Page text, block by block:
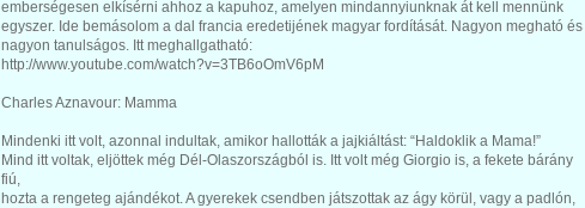
emberségesen elkísérni ahhoz a kapuhoz, amelyen mindannyiunknak át kell mennünk
egyszer. Ide bemásolom a dal francia eredetijének magyar fordítását. Nagyon megható és
nagyon tanulságos. Itt meghallgatható:
http://www.youtube.com/watch?v=3TB6oOmV6pM
Charles Aznavour: Mamma
Mindenki itt volt, azonnal indultak, amikor hallották a jajkiáltást: “Haldoklik a Mama!”
Mind itt voltak, eljöttek még Dél-Olaszországból is. Itt volt még Giorgio is, a fekete bárány
fiú,
hozta a rengeteg ajándékot. A gyerekek csendben játszottak az ágy körül, vagy a padlón,